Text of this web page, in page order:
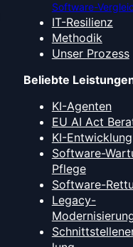
Software-
IT-Resilienz
Methodik
Unser Prozess
Beliebte
KI-Agenten
EU AI Act
KI-Entwicklung
Software-
Pflege
Software-
Legacy-